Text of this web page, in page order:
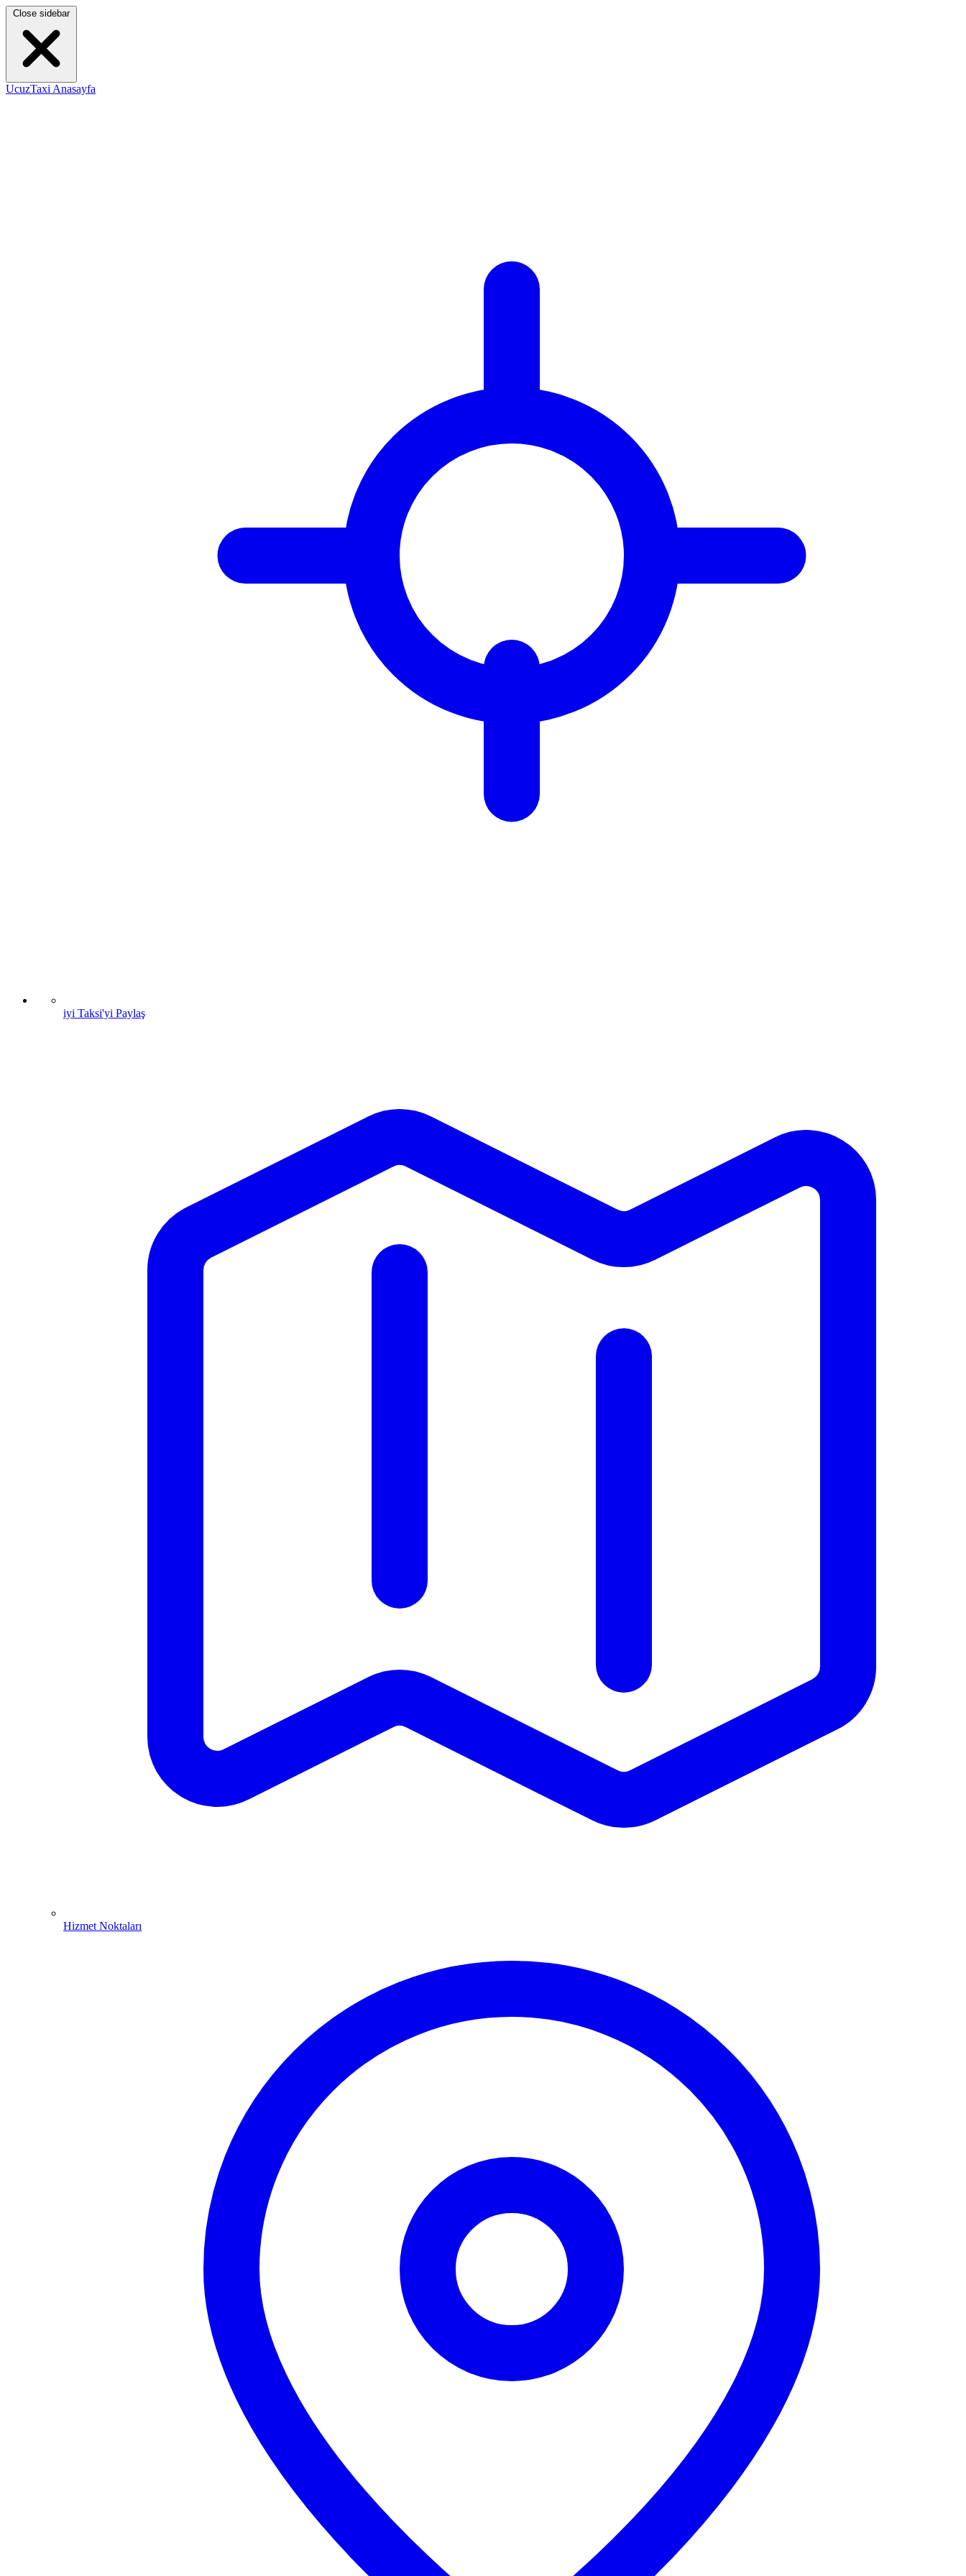
Close sidebar
UcuzTaxi Anasayfa
iyi Taksi'yi Paylaş
Hizmet Noktaları